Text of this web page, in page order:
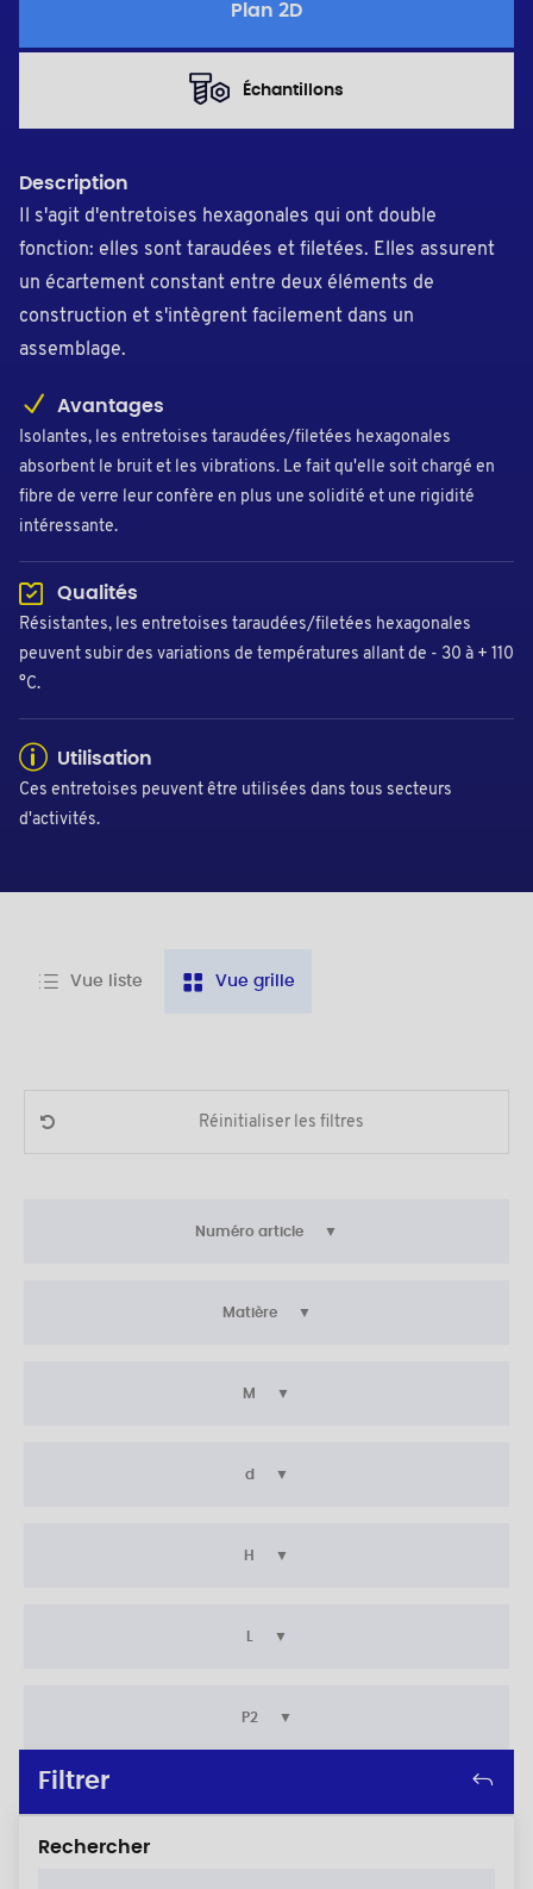
Plan 2D
Échantillons
Description
Il s'agit d'entretoises hexagonales qui ont double
fonction: elles sont taraudées et filetées. Elles assurent
un écartement constant entre deux éléments de
construction et s'intègrent facilement dans un
assemblage.
Avantages
Isolantes, les entretoises taraudées/filetées hexagonales
absorbent le bruit et les vibrations. Le fait qu'elle soit chargé en
fibre de verre leur confère en plus une solidité et une rigidité
intéressante.
Qualités
Résistantes, les entretoises taraudées/filetées hexagonales
peuvent subir des variations de températures allant de - 30 à + 110
°C.
Utilisation
Ces entretoises peuvent être utilisées dans tous secteurs
d'activités.
Vue liste Vue grille
Réinitialiser les filtres
Numéro article
Matière
M
d
H
L
P2
Filtrer
Rechercher